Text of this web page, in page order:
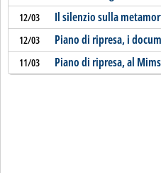
12/03 Il silenzio sulla
12/03 Piano di ripresa, i
11/03 Piano di ripresa, al